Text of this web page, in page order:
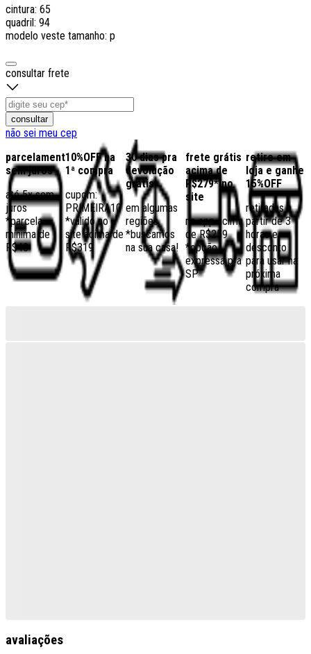
cintura: 65
quadril: 94
modelo veste tamanho: p
consultar frete
consultar
não sei meu cep
parcelamento
sem juros
até 5x sem
juros
*parcela
mínima de
R$40
10%OFF na
1ª compra
cupom:
PRIMEIRA10
*válido no
site acima de
R$319
30 dias pra
devolução
grátis
em algumas
regiões,
*buscamos
na sua casa!
frete grátis
acima de
R$279* no
site
no app acima
de R$259
*opção
expressa pra
SP
retire em
loja e ganhe
15%OFF
retiradas a
partir de 3
horas e
desconto
para usar na
próxima
compra
avaliações